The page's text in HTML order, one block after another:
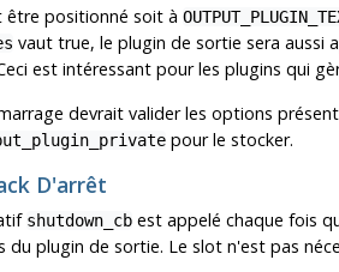
être positionné soit à
vaut true, le plugin de sortie sera aussi
est intéressant pour les plugins qui
devrait valider les options
pour le stocker.
D'arrêt
shutdown_cb est appelé chaque fois
du plugin de sortie. Le slot n'est pas